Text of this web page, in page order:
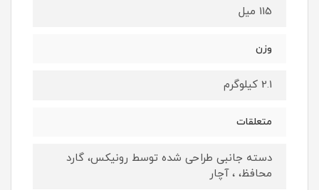
115 میل
وزن
2.1 کیلوگرم
متعلقات
دسته جانبی طراحی شده توسط رونیکس، گارد
محافظ، ، آچار